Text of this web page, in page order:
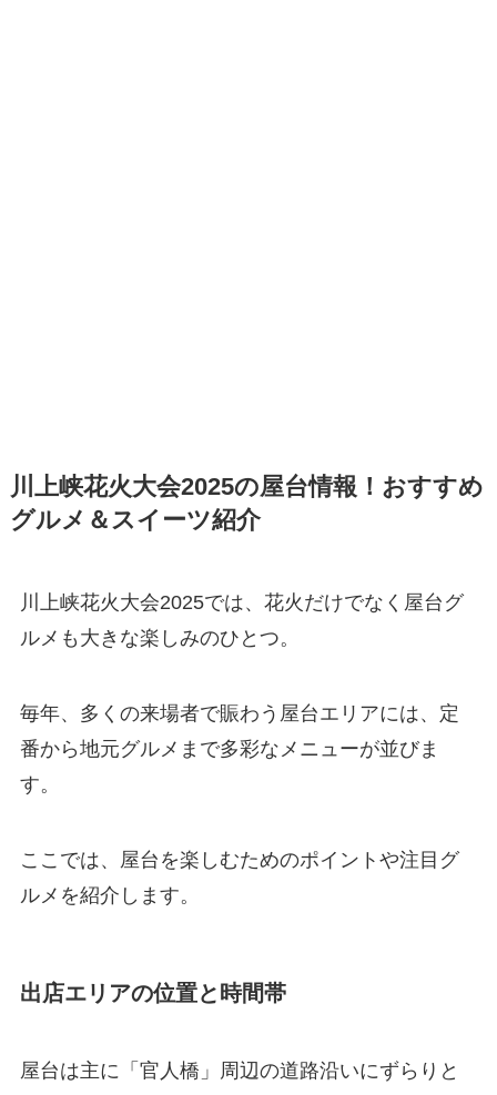
川上峡花火大会2025の屋台情報！おすすめ
グルメ＆スイーツ紹介
川上峡花火大会2025では、花火だけでなく屋台グ
ルメも大きな楽しみのひとつ。
毎年、多くの来場者で賑わう屋台エリアには、定
番から地元グルメまで多彩なメニューが並びま
す。
ここでは、屋台を楽しむためのポイントや注目グ
ルメを紹介します。
出店エリアの位置と時間帯
屋台は主に「官人橋」周辺の道路沿いにずらりと